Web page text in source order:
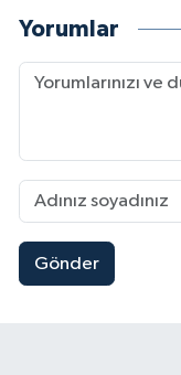
Yorumlar
Gönder